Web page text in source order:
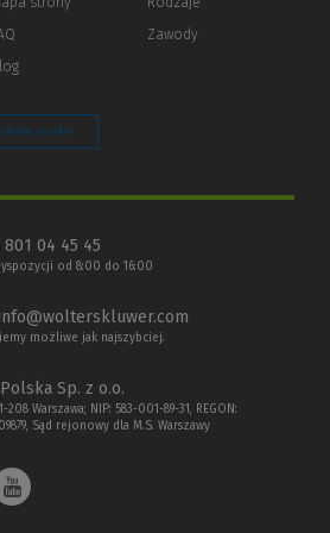
Zawody
cookie
04 45 45
od 8:00 do 16:00
możliwe jak najszybciej.
Sp. z o.o.
Warszawa; NIP: 583-001-89-31, REGON:
Sąd rejonowy dla M.S. Warszawy